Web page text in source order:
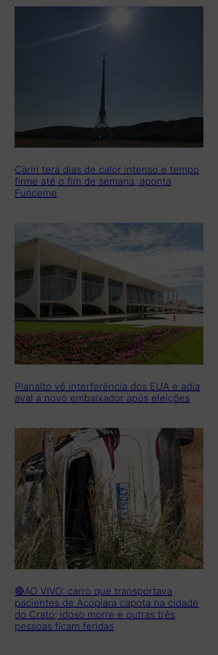
Cariri terá dias de calor intenso e tempo
firme até o fim de semana, aponta
Funceme
Planalto vê interferência dos EUA e adia
aval a novo embaixador após eleições
🔴AO VIVO: carro que transportava
pacientes de Acopiara capota na cidade
do Crato; idoso morre e outras três
pessoas ficam feridas